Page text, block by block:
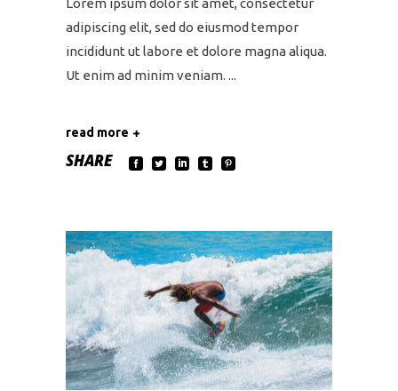
adipiscing elit, sed do eiusmod tempor
incididunt ut labore et dolore magna aliqua.
Ut enim ad minim veniam.
read more
SHARE